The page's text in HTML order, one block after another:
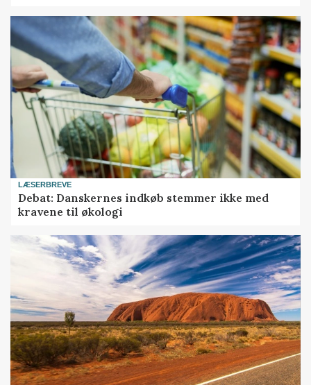
LÆSERBREVE
Debat: Danskernes indkøb stemmer ikke med
kravene til økologi